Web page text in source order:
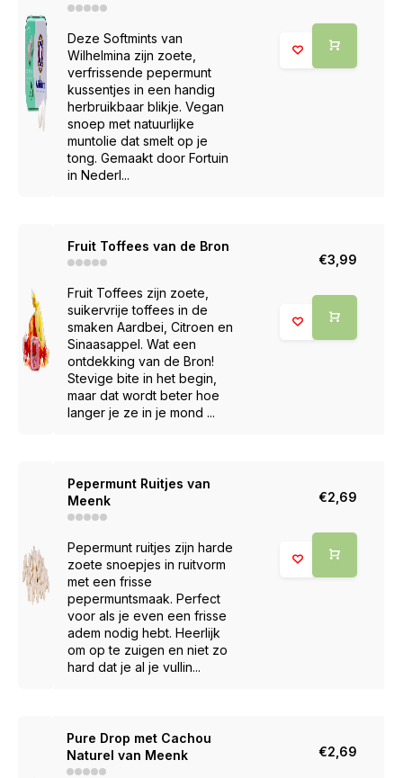
Deze Softmints van
Wilhelmina zijn zoete,
verfrissende pepermunt
kussentjes in een handig
herbruikbaar blikje. Vegan
snoep met natuurlijke
muntolie dat smelt op je
tong. Gemaakt door Fortuin
in Nederl...
Fruit Toffees van de Bron
Fruit Toffees zijn zoete,
suikervrije toffees in de
smaken Aardbei, Citroen en
Sinaasappel. Wat een
ontdekking van de Bron!
Stevige bite in het begin,
maar dat wordt beter hoe
langer je ze in je mond ...
€3,99
Pepermunt Ruitjes van
Meenk
Pepermunt ruitjes zijn harde
zoete snoepjes in ruitvorm
met een frisse
pepermuntsmaak. Perfect
voor als je even een frisse
adem nodig hebt. Heerlijk
om op te zuigen en niet zo
hard dat je al je vullin...
€2,69
Pure Drop met Cachou
Naturel van Meenk
€2,69